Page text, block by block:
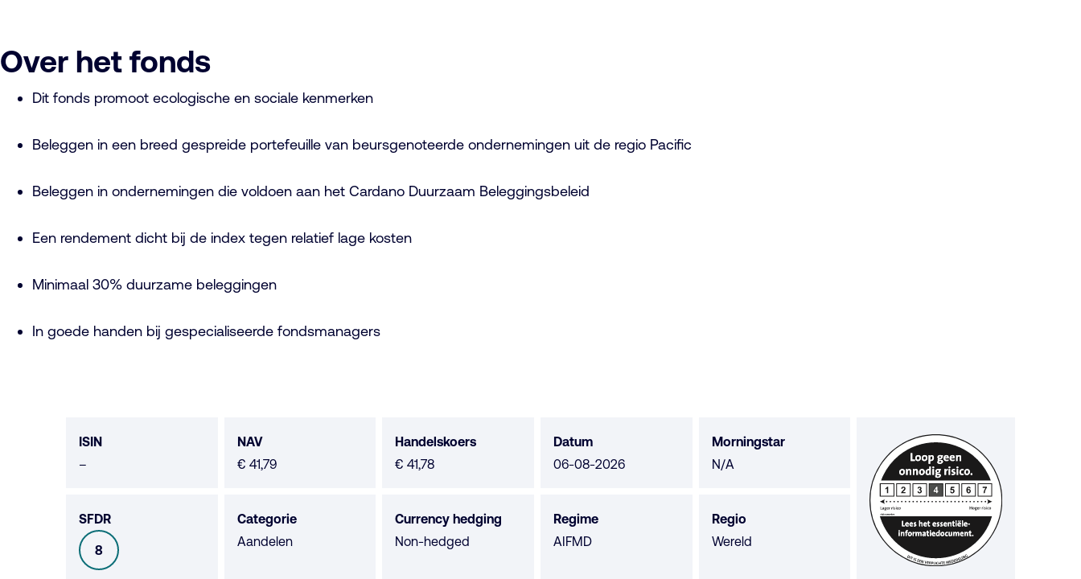
Over het fonds
Dit fonds promoot ecologische en sociale kenmerken
Beleggen in een breed gespreide portefeuille van beursgenoteerde ondernemingen uit de regio Pacific
Beleggen in ondernemingen die voldoen aan het Cardano Duurzaam Beleggingsbeleid
Een rendement dicht bij de index tegen relatief lage kosten
Minimaal 30% duurzame beleggingen
In goede handen bij gespecialiseerde fondsmanagers
data
ISIN
Geen
–
NAV
€ 41,79
Handelskoers
€ 41,78
Datum
06-08-2026
Morningstar
Morningstar
N/A
SFDR
SFDR
8
Categorie
Aandelen
Currency hedging
Non-hedged
Regime
AIFMD
Regio
Wereld